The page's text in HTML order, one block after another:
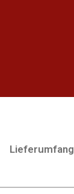
Lieferumfang